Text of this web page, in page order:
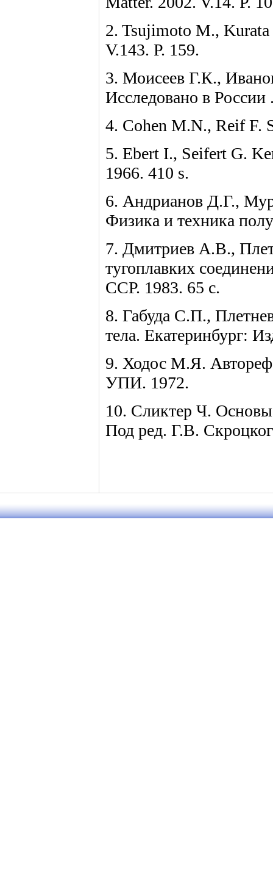
2. Tsujimoto M., Kurata
V.143. Р. 159.
3. Моисеев Г.К.,
Исследовано в
4. Cohen M.N., Reif F.
5. Ebert I., Seifert G.
1966. 410 s.
6. Андрианов Д.Г.,
Физика и техника
7. Дмитриев А.В.,
тугоплавких
ССР. 1983. 65 с.
8. Габуда С.П.,
тела. Екатеринбург:
9. Ходос М.Я.
УПИ. 1972.
10. Сликтер Ч. Основы
Под ред. Г.В.